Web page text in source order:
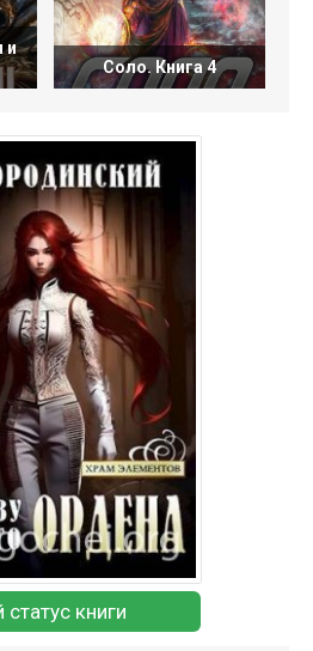
и
Соло. Книга 4
книги